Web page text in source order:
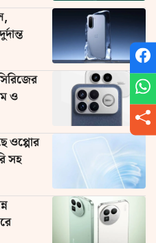
ও
ওপ্পোর
সহ